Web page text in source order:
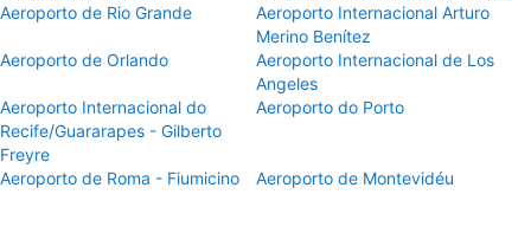
Aeroporto de Rio Grande
Aeroporto Internacional Arturo
Merino Benítez
Aeroporto de Orlando
Aeroporto Internacional de Los
Angeles
Aeroporto Internacional do
Recife/Guararapes - Gilberto
Freyre
Aeroporto do Porto
Aeroporto de Roma - Fiumicino Aeroporto de Montevidéu